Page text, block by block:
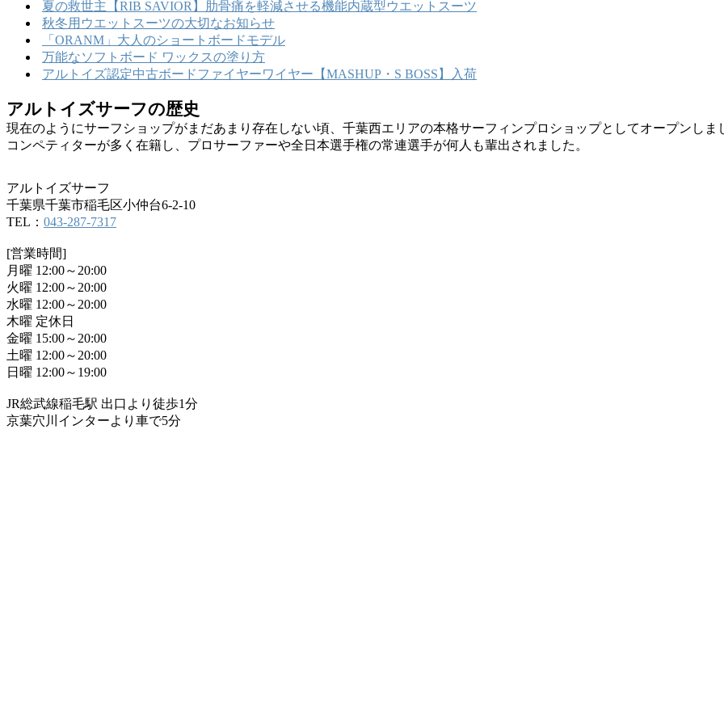
夏の救世主【RIB SAVIOR】肋骨痛を軽減させる機能内蔵型ウエットスーツ
秋冬用ウエットスーツの大切なお知らせ
「ORANM」大人のショートボードモデル
万能なソフトボード ワックスの塗り方
アルトイズ認定中古ボードファイヤーワイヤー【MASHUP・S BOSS】入荷
アルトイズサーフの歴史
現在のようにサーフショップがまだあまり存在しない頃、千葉西エリアの本格サーフィンプロショップとしてオープンしま
コンペティターが多く在籍し、プロサーファーや全日本選手権の常連選手が何人も輩出されました。
アルトイズサーフ
千葉県千葉市稲毛区小仲台6-2-10
TEL： 043-287-7317
[営業時間]
月曜 12:00～20:00
火曜 12:00～20:00
水曜 12:00～20:00
木曜 定休日
金曜 15:00～20:00
土曜 12:00～20:00
日曜 12:00～19:00
JR総武線稲毛駅 出口より徒歩1分
京葉穴川インターより車で5分